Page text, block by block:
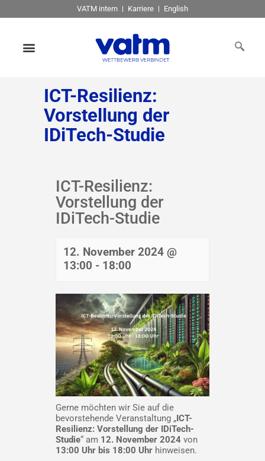
VATM intern Karriere English
ICT-Resilienz:
Vorstellung der
IDiTech-Studie
ICT-Resilienz:
Vorstellung der
IDiTech-Studie
12. November 2024 @
13:00 - 18:00
Gerne möchten wir Sie auf die
bevorstehende Veranstaltung „ ICT-
Resilienz: Vorstellung der IDiTech-
Studie“ am 12. November 2024 von
13:00 Uhr bis 18:00 Uhr hinweisen.